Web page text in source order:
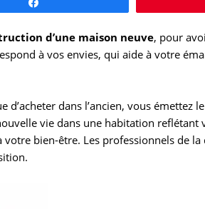
d’une maison neuve, pour
à vos envies, qui aide à votre
dans l’ancien, vous émettez
vie dans une habitation reflétant
bien-être. Les professionnels de